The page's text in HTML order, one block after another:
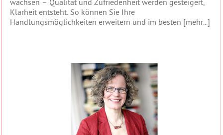
wachsen – Qualität und Zufriedenheit werden gesteigert,
Klarheit entsteht. So können Sie Ihre
Handlungsmöglichkeiten erweitern und im besten [mehr...]